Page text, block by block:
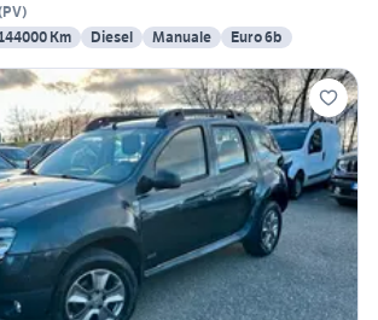
PV)
Km Diesel Manuale Euro 6b